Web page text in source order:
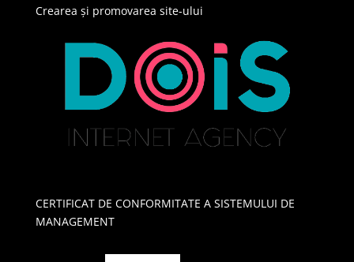
Crearea și promovarea site-ului
CERTIFICAT DE CONFORMITATE A SISTEMULUI DE
MANAGEMENT